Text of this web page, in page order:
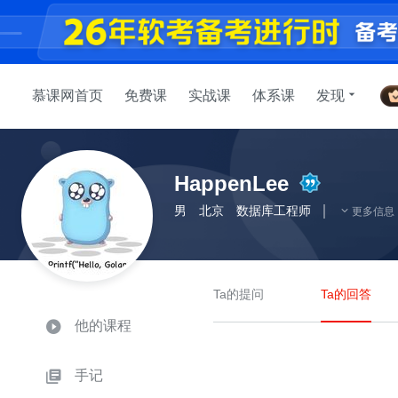
慕课网首页 免费课 实战课 体系课 发现
HappenLee
男 北京 数据库工程师 更多信息
他的课程
手记
Ta的提问 Ta的回答